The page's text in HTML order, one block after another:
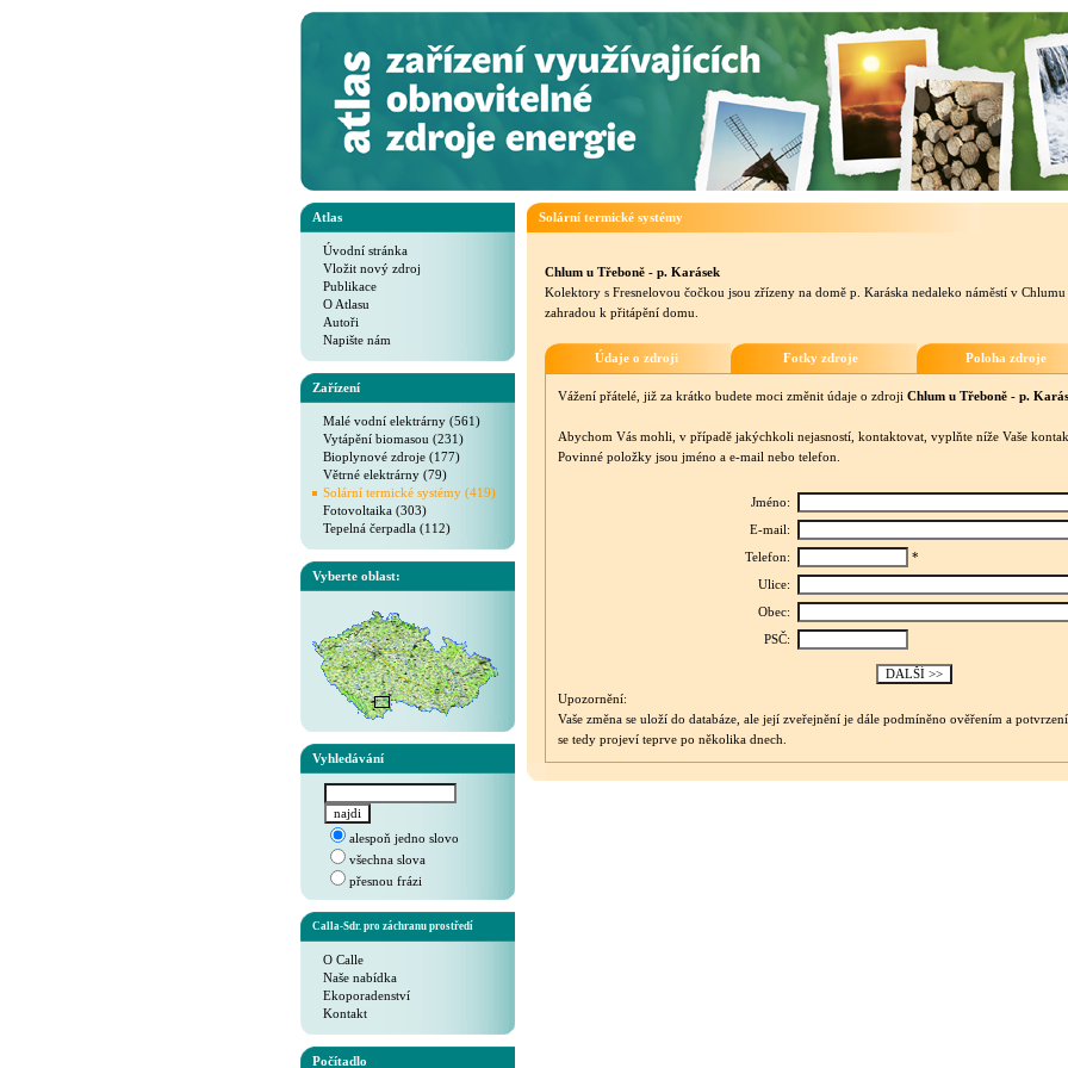
Atlas
Úvodní stránka
Vložit nový zdroj
Publikace
O Atlasu
Autoři
Napište nám
Zařízení
Malé vodní elektrárny (561)
Vytápění biomasou (231)
Bioplynové zdroje (177)
Větrné elektrárny (79)
Solární termické systémy (419)
Fotovoltaika (303)
Tepelná čerpadla (112)
Vyberte oblast:
Vyhledávání
alespoň jedno slovo
všechna slova
přesnou frázi
Calla-Sdr. pro záchranu prostředí
O Calle
Naše nabídka
Ekoporadenství
Kontakt
Počítadlo
Solární termické systémy
Chlum u Třeboně - p. Karásek
Kolektory s Fresnelovou čočkou jsou zřízeny na domě p. Karáska nedaleko náměstí v
zahradou k přitápění domu.
Údaje o zdroji Fotky zdroje Poloha zdroje
Vážení přátelé, již za krátko budete moci změnit údaje o zdroji Chlum u Třeboně - p.
Abychom Vás mohli, v případě jakýchkoli nejasností, kontaktovat, vyplňte níže Vaše
Povinné položky jsou jméno a e-mail nebo telefon.
Jméno:
E-mail:
Telefon: *
Ulice:
Obec:
PSČ:
Upozornění:
Vaše změna se uloží do databáze, ale její zveřejnění je dále podmíněno ověřením a
se tedy projeví teprve po několika dnech.